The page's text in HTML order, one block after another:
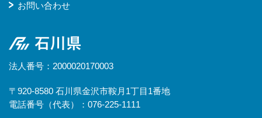
お問い合わせ
石川県
法人番号：2000020170003
〒920-8580 石川県金沢市鞍月1丁目1番地
電話番号（代表）：076-225-1111